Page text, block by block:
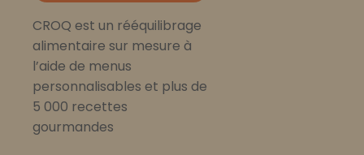
CROQ est un rééquilibrage
alimentaire sur mesure à
l’aide de menus
personnalisables et plus de
5 000 recettes
gourmandes